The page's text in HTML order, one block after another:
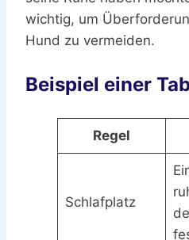
wichtig, um
Hund zu vermeiden.
Beispiel einer
Regel
Schlafplatz